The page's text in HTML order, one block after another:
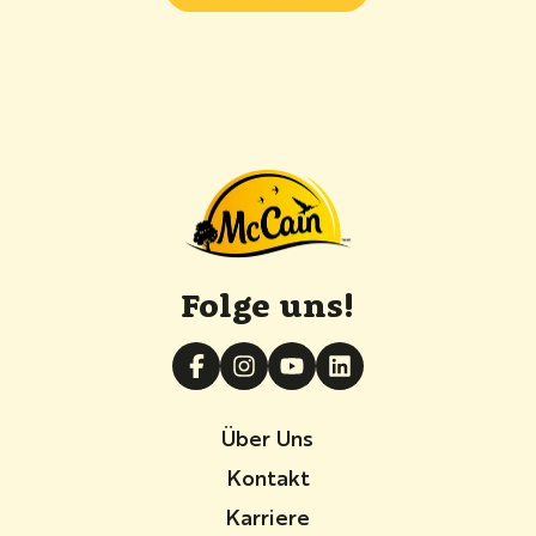
Folge uns!
Über Uns
Kontakt
Karriere